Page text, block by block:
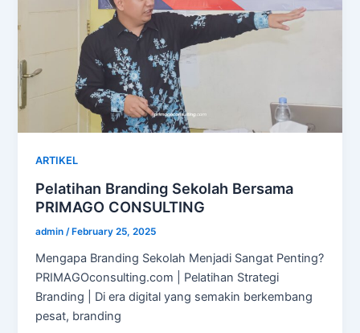
ARTIKEL
Pelatihan Branding Sekolah Bersama
PRIMAGO CONSULTING
admin/ February 25, 2025
Mengapa Branding Sekolah Menjadi Sangat Penting?
PRIMAGOconsulting.com | Pelatihan Strategi
Branding | Di era digital yang semakin berkembang
pesat, branding